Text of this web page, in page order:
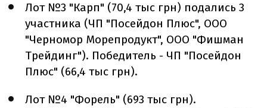
Лот №3 "Карп" (70,4 тыс грн) подались 3
участника (ЧП "Посейдон Плюс", ООО
"Черномор Морепродукт", ООО "Фишман
Трейдинг"). Победитель - ЧП "Посейдон
Плюс" (66,4 тыс грн).
Лот №4 "Форель" (693 тыс грн).